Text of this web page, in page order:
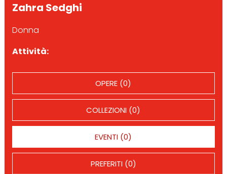
Zahra Sedghi
Donna
Attività:
OPERE (0)
COLLEZIONI (0)
EVENTI (0)
PREFERITI (0)